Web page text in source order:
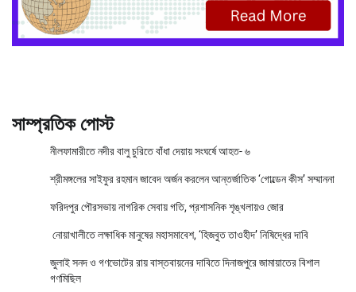
সাম্প্রতিক পোস্ট
নীলফামারীতে নদীর বালু চুরিতে বাঁধা দেয়ায় সংঘর্ষে আহত- ৬
শ্রীমঙ্গলের সাইফুর রহমান জাবেদ অর্জন করলেন আন্তর্জাতিক ‘গোল্ডেন কীস’ সম্মাননা
ফরিদপুর পৌরসভায় নাগরিক সেবায় গতি, প্রশাসনিক শৃঙ্খলায়ও জোর
নোয়াখালীতে লক্ষাধিক মানুষের মহাসমাবেশ, ‘হিজবুত তাওহীদ’ নিষিদ্ধের দাবি
জুলাই সনদ ও গণভোটের রায় বাস্তবায়নের দাবিতে দিনাজপুরে জামায়াতের বিশাল
গণমিছিল